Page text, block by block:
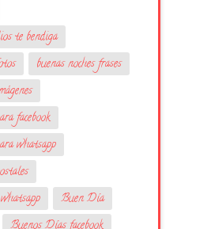
te bendiga
buenas noches frases
facebook
whatsapp
Buen Día